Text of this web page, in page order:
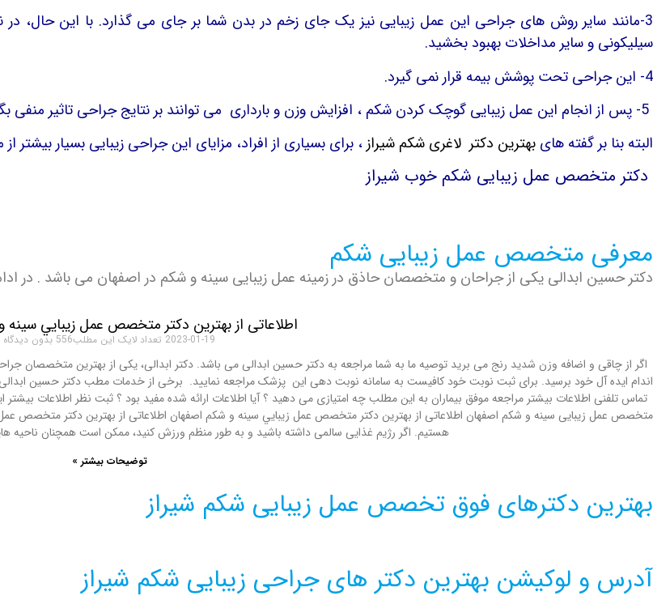
3-مانند سایر روش های جراحی این عمل زیبایی نیز یک جای زخم در بدن شما بر جای می گذارد. با این حال،
سیلیکونی و سایر مداخلات بهبود بخشید.
4- این جراحی تحت پوشش بیمه قرار نمی گیرد.
البته بنا بر گفته های بهترین دکتر لاغری شکم شیراز ، برای بسیاری از افراد، مزایای این جراحی زیبایی بسیار بیشتر
دکتر متخصص عمل زیبایی شکم خوب شیراز
معرفی متخصص عمل زیبایی شکم
دکتر حسین ابدالی یکی از جراحان و متخصصان حاذق در زمینه عمل زیبایی سینه و شکم در اصفهان می باشد . در
اطلاعاتی از بهترين دكتر متخصص عمل زيبايي
2023-01-19 بدون دیدگاه
اگر از چاقی و اضافه وزن شدید رنج می برید توصیه ما به شما مراجعه به دکتر حسین ابدالی می باشد. دکتر ابدالی، یکی از بهترین متخصصان
تماس تلفنی اطلاعات بیشتر مراجعه موفق بیماران به این مطلب چه امتیازی می دهید ؟ آیا اطلاعات ارائه شده مفید بود ؟ ثبت نظر اطلاعات
متخصص عمل زیبایی سینه و شکم اصفهان اطلاعاتی از بهترين دكتر متخصص عمل زيبايي سينه و شكم اصفهان اطلاعاتی از بهترين دكتر متخصص عمل
هستیم. اگر رژیم غذایی سالمی داشته باشید و به طور منظم ورزش کنید، ممکن است همچنان ناحیه
توضیحات بیشتر »
بهترین دکترهای فوق تخصص عمل زیبایی شکم شیراز
آدرس و لوکیشن بهترین دکتر های جراحی زیبایی شکم شیراز